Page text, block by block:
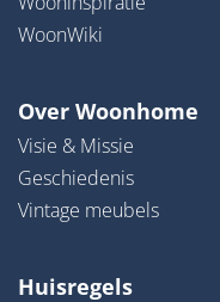
WoonWiki
Over Woonhome
Visie & Missie
Geschiedenis
Vintage meubels
Huisregels